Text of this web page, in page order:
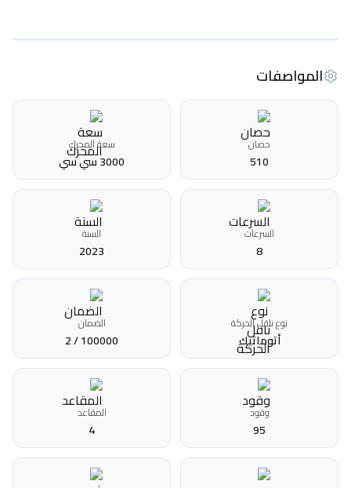
المواصفات
حصان
510
سعة المحرك
3000 سي سي
السرعات
8
السنة
2023
نوع ناقل الحركة
أتوماتيك‎
الضمان
100000 / 2
وقود
95
المقاعد
4